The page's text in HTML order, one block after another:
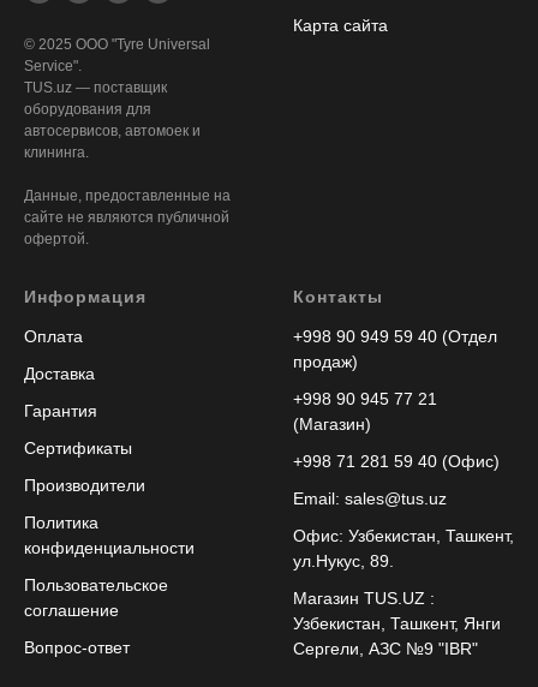
© 2025 ООО "Tyre Universal
Service".
TUS.uz — поставщик
оборудования для
автосервисов, автомоек и
клининга.
Данные, предоставленные на
сайте не являются публичной
офертой.
Карта сайта
Информация
Оплата
Доставка
Гарантия
Сертификаты
Производители
Политика
конфиденциальности
Пользовательское
соглашение
Вопрос-ответ
Контакты
+998 90 949 59 40 (Отдел
продаж)
+998 90 945 77 21
(Магазин)
+998 71 281 59 40 (Офис)
Email: sales@tus.uz
Офис: Узбекистан, Ташкент,
ул.Нукус, 89.
Магазин TUS.UZ :
Узбекистан, Ташкент, Янги
Сергели, АЗС №9 "IBR"